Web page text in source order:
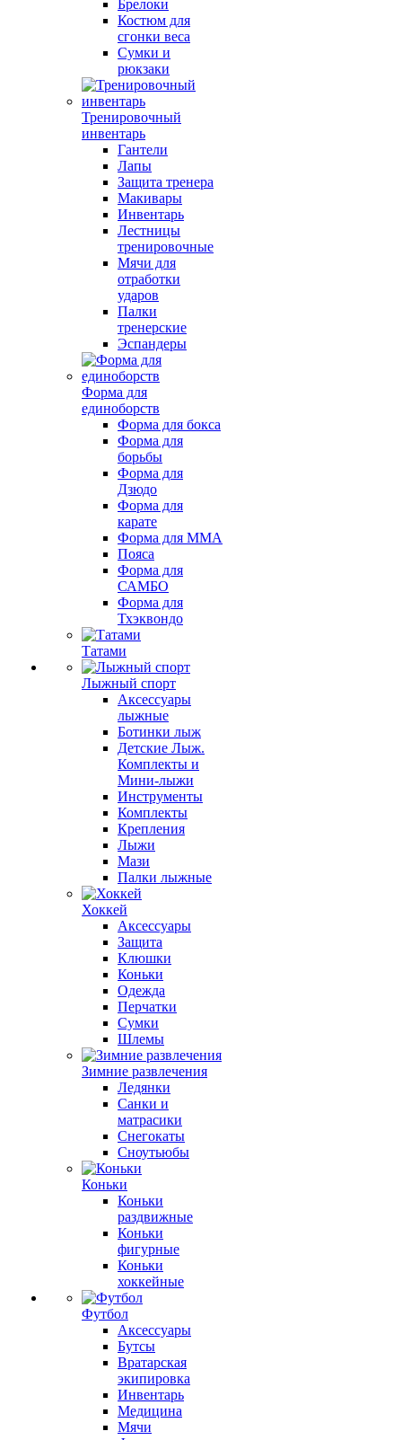
Брелоки
Костюм для
сгонки веса
Сумки и
рюкзаки
Тренировочный
инвентарь
Гантели
Лапы
Защита тренера
Макивары
Инвентарь
Лестницы
тренировочные
Мячи для
отработки
ударов
Палки
тренерские
Эспандеры
Форма для
единоборств
Форма для бокса
Форма для
борьбы
Форма для
Дзюдо
Форма для
карате
Форма для MMA
Пояса
Форма для
САМБО
Форма для
Тхэквондо
Татами
Лыжный спорт
Аксессуары
лыжные
Ботинки лыж
Детские Лыж.
Комплекты и
Мини-лыжи
Инструменты
Комплекты
Крепления
Лыжи
Мази
Палки лыжные
Хоккей
Аксессуары
Защита
Клюшки
Коньки
Одежда
Перчатки
Сумки
Шлемы
Зимние развлечения
Ледянки
Санки и
матрасики
Снегокаты
Сноутьюбы
Коньки
Коньки
раздвижные
Коньки
фигурные
Коньки
хоккейные
Футбол
Аксессуары
Бутсы
Вратарская
экипировка
Инвентарь
Медицина
Мячи